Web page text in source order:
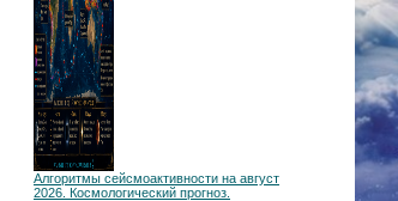
Алгоритмы сейсмоактивности на август
2026. Космологический прогноз.